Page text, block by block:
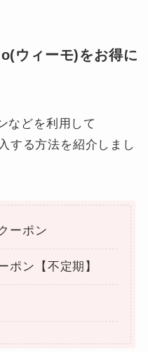
ウィーモ)をお得に
などを利用して
する方法を紹介しまし
ーポン
ポン【不定期】